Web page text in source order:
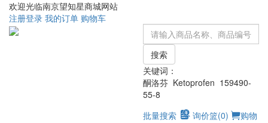
欢迎光临南京望知星商城网站
注册登录 我的订单 购物车
搜索
关键词：
酮洛芬 Ketoprofen 159490-
55-8
批量搜索
询价篮(0)
购物